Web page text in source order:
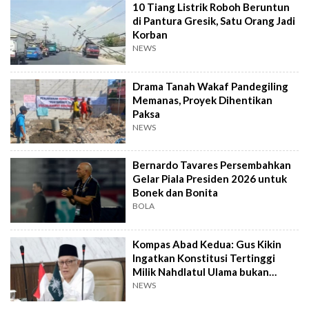
10 Tiang Listrik Roboh Beruntun
di Pantura Gresik, Satu Orang Jadi
Korban
NEWS
Drama Tanah Wakaf Pandegiling
Memanas, Proyek Dihentikan
Paksa
NEWS
Bernardo Tavares Persembahkan
Gelar Piala Presiden 2026 untuk
Bonek dan Bonita
BOLA
Kompas Abad Kedua: Gus Kikin
Ingatkan Konstitusi Tertinggi
Milik Nahdlatul Ulama bukan
AD/ART
NEWS